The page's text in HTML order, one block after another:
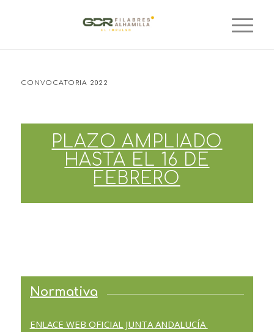
CONVOCATORIA 2022
PLAZO AMPLIADO
HASTA EL 16 DE
FEBRERO
Normativa
ENLACE WEB OFICIAL JUNTA ANDALUCÍA